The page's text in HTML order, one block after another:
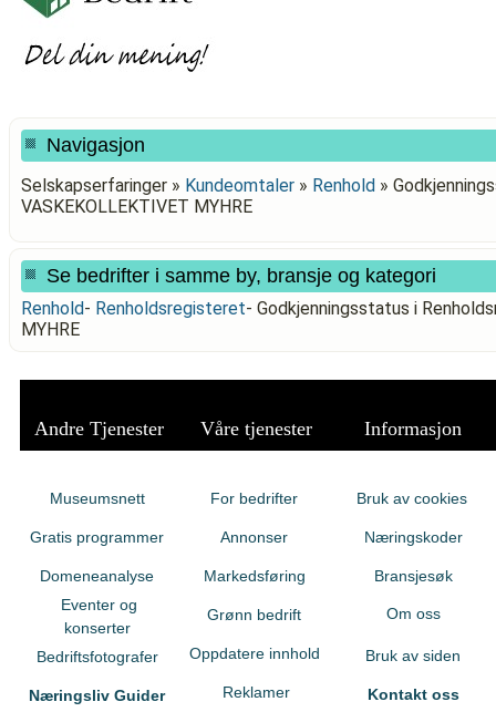
Navigasjon
Selskapserfaringer » Kundeomtaler » Renhold »
VASKEKOLLEKTIVET MYHRE
Se bedrifter i samme by, bransje og kategori
Renhold- Renholdsregisteret- Godkjenningsstatus i
MYHRE
Andre Tjenester Våre tjenester Informasjon
Museumsnett
Gratis programmer
Domeneanalyse
Eventer og
konserter
Bedriftsfotografer
Næringsliv Guider
For bedrifter
Annonser
Markedsføring
Grønn bedrift
Oppdatere innhold
Reklamer
Bruk av cookies
Næringskoder
Bransjesøk
Om oss
Bruk av siden
Kontakt oss